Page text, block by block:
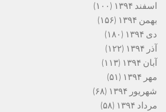
اسفند ۱۳۹۴
(۱۰۰)
بهمن ۱۳۹۴
(۱۵۶)
دی ۱۳۹۴
(۱۸۰)
آذر ۱۳۹۴
(۱۲۲)
آبان ۱۳۹۴
(۱۱۳)
مهر ۱۳۹۴
(۵۱)
شهریور ۱۳۹۴
(۶۸)
مرداد ۱۳۹۴
(۵۸)